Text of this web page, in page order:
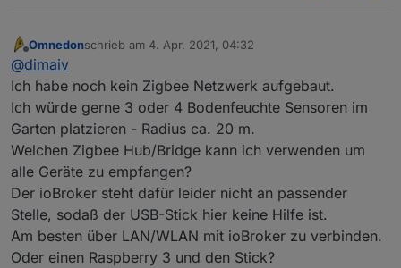
Offline
Omnedonschrieb am 4. Apr. 2021, 04:32
zuletzt editiert von
@dimaiv
Ich habe noch kein Zigbee Netzwerk aufgebaut.
Ich würde gerne 3 oder 4 Bodenfeuchte Sensoren im
Garten platzieren - Radius ca. 20 m.
Welchen Zigbee Hub/Bridge kann ich verwenden um
alle Geräte zu empfangen?
Der ioBroker steht dafür leider nicht an passender
Stelle, sodaß der USB-Stick hier keine Hilfe ist.
Am besten über LAN/WLAN mit ioBroker zu verbinden.
Oder einen Raspberry 3 und den Stick?